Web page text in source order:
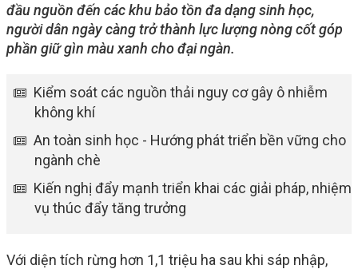
đầu nguồn đến các khu bảo tồn đa dạng sinh học,
người dân ngày càng trở thành lực lượng nòng cốt góp
phần giữ gìn màu xanh cho đại ngàn.
Kiểm soát các nguồn thải nguy cơ gây ô nhiễm
không khí
An toàn sinh học - Hướng phát triển bền vững cho
ngành chè
Kiến nghị đẩy mạnh triển khai các giải pháp, nhiệm
vụ thúc đẩy tăng trưởng
Với diện tích rừng hơn 1,1 triệu ha sau khi sáp nhập,